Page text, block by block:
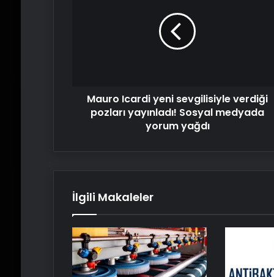
yorum
yağdı
Mauro Icardi yeni sevgilisiyle verdiği
pozları yayınladı! Sosyal medyada
yorum yağdı
İlgili Makaleler